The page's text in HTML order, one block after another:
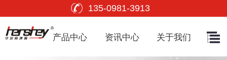
135-0981-3913
产品中心 资讯中心 关于我们